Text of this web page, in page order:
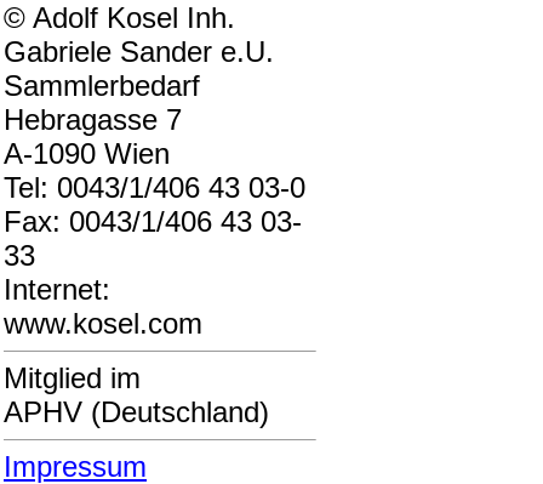
© Adolf Kosel Inh.
Gabriele Sander e.U.
Sammlerbedarf
Hebragasse 7
A-1090 Wien
Tel: 0043/1/406 43 03-0
Fax: 0043/1/406 43 03-
33
Internet:
www.kosel.com
Mitglied im
APHV (Deutschland)
Impressum